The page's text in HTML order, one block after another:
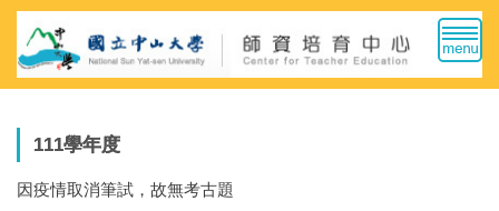
跳
到
主
要
區
111學年度
因疫情取消筆試，故無考古題